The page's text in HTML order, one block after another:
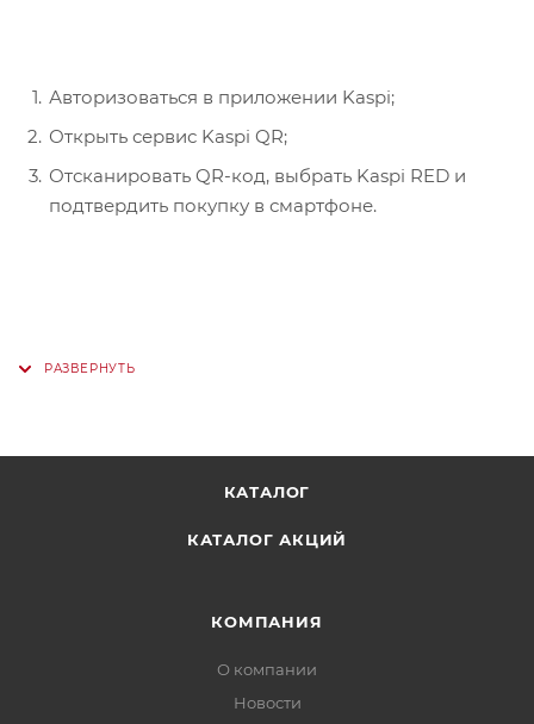
Авторизоваться в приложении Kaspi;
Открыть сервис Kaspi QR;
Отсканировать QR-код, выбрать Kaspi RED и
подтвердить покупку в смартфоне.
КАТАЛОГ
КАТАЛОГ АКЦИЙ
КОМПАНИЯ
О компании
Новости